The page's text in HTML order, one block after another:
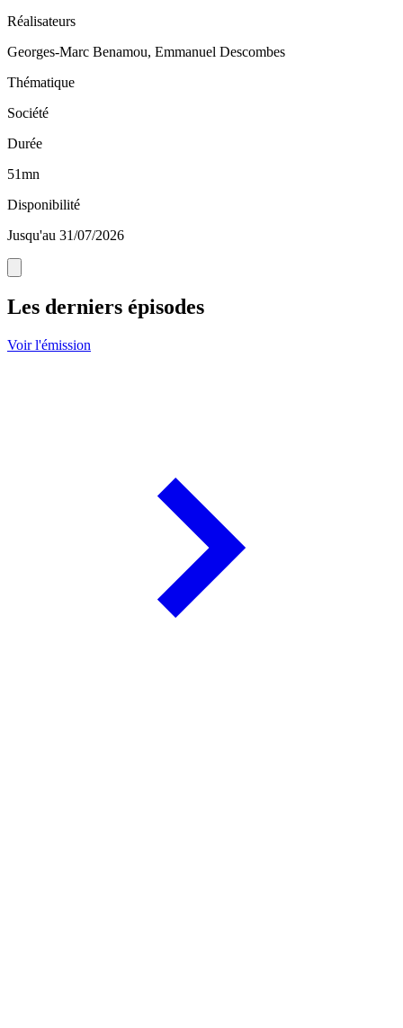
Réalisateurs
Georges-Marc Benamou, Emmanuel Descombes
Thématique
Société
Durée
51mn
Disponibilité
Jusqu'au 31/07/2026
Les derniers épisodes
Voir l'émission